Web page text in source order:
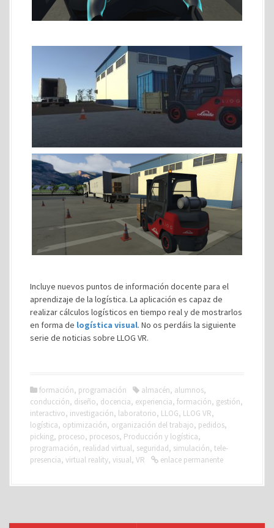
Incluye nuevos puntos de información docente para el
aprendizaje de la logística. La aplicación es capaz de
realizar cálculos logísticos en tiempo real y de mostrarlos
en forma de logística visual. No os perdáis la siguiente
serie de noticias sobre LLOG VR.
formación, programación almacén, alumnos,
conducción, diseño, docencia, experiencia, formación, gestión,
interactivo, investigación, laboratorio, LLOG, LLOG VR,
logística, optimización, organización del trabajo, pedidos,
picking, proceso, procesos, Producción y logística,
programación, realidad virtual, seguridad, simulación, tele-
presencia, virtual reality, visual, VR enlace permanente